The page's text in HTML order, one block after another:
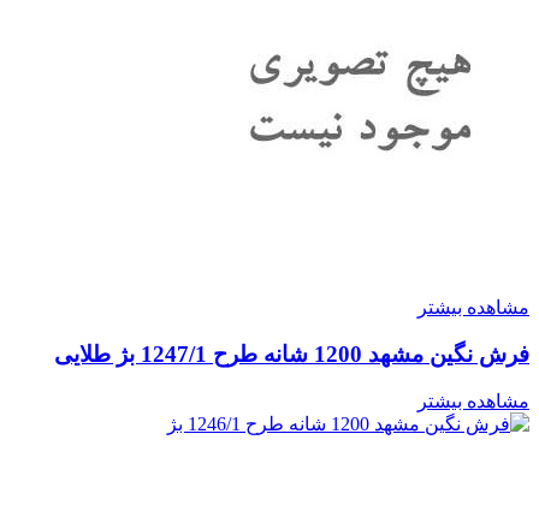
مشاهده بیشتر
فرش نگین مشهد 1200 شانه طرح 1247/1 بژ طلایی
مشاهده بیشتر